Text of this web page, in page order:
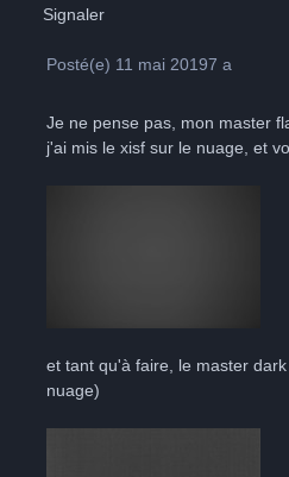
Signaler
Posté(e) 11 mai 20197 a
Je ne pense pas, mon master
j'ai mis le xisf sur le nuage, et
et tant qu'à faire, le master
nuage)